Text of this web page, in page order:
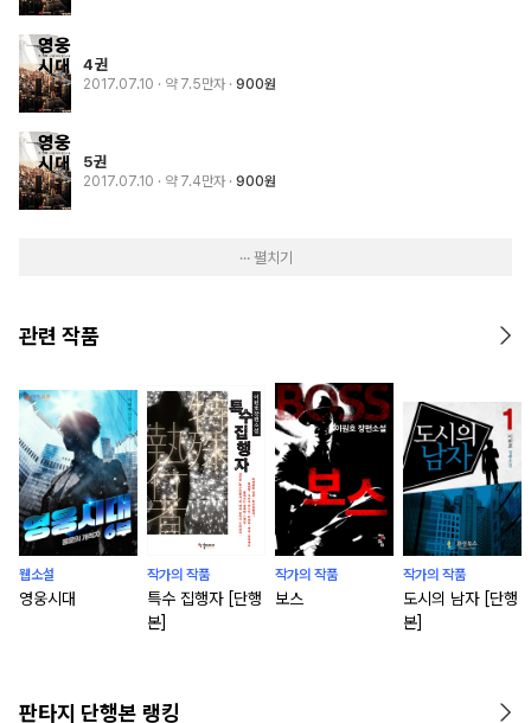
4권
2017.07.10 · 약 7.5만자 900원
5권
2017.07.10 · 약 7.4만자 900원
··· 펼치기
관련 작품
웹소설
영웅시대
작가의 작품
특수 집행자 [단행
본]
작가의 작품
보스
작가의 작품
도시의 남자 [단행
본]
판타지 단행본 랭킹